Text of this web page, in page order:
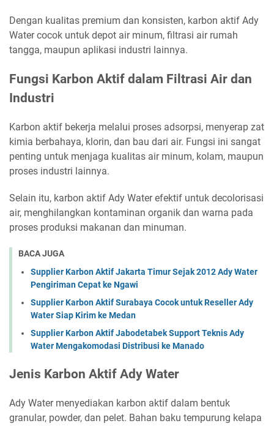
Dengan kualitas premium dan konsisten, karbon aktif Ady
Water cocok untuk depot air minum, filtrasi air rumah
tangga, maupun aplikasi industri lainnya.
Fungsi Karbon Aktif dalam Filtrasi Air dan
Industri
Karbon aktif bekerja melalui proses adsorpsi, menyerap zat
kimia berbahaya, klorin, dan bau dari air. Fungsi ini sangat
penting untuk menjaga kualitas air minum, kolam, maupun
proses industri lainnya.
Selain itu, karbon aktif Ady Water efektif untuk decolorisasi
air, menghilangkan kontaminan organik dan warna pada
proses produksi makanan dan minuman.
BACA JUGA
Supplier Karbon Aktif Jakarta Timur Sejak 2012 Ady Water
Pengiriman Cepat ke Ngawi
Supplier Karbon Aktif Surabaya Cocok untuk Reseller Ady
Water Siap Kirim ke Medan
Supplier Karbon Aktif Jabodetabek Support Teknis Ady
Water Mengakomodasi Distribusi ke Manado
Jenis Karbon Aktif Ady Water
Ady Water menyediakan karbon aktif dalam bentuk
granular, powder, dan pelet. Bahan baku tempurung kelapa